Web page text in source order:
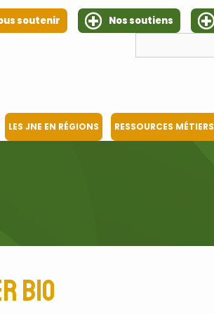
soutenir Nos soutiens
LES JNE EN RÉGIONS RESSOURCES MÉTIERS
bio